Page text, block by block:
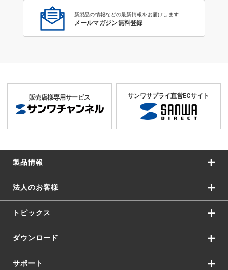
新製品の情報などの最新情報をお届けします
メールマガジン無料登録
販売店様専用サービス サンワサプライ直営ECサイト
製品情報
法人のお客様
トピックス
ダウンロード
サポート